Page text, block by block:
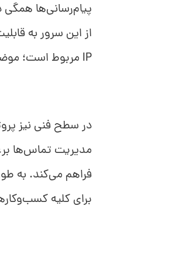
پیام‌رسانی‌ها همگی
IP مربوط است؛ موضوعی که موجب راحتی استفاده کاربران دورکار و موبایلی می‌شود.
مدیریت تماس‌ها
فراهم می‌کند. به
برای کلیه